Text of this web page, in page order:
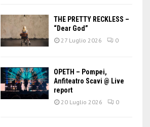
THE PRETTY RECKLESS –
“Dear God”
27 Luglio 2026 0
OPETH – Pompei,
Anfiteatro Scavi @ Live
report
20 Luglio 2026 0